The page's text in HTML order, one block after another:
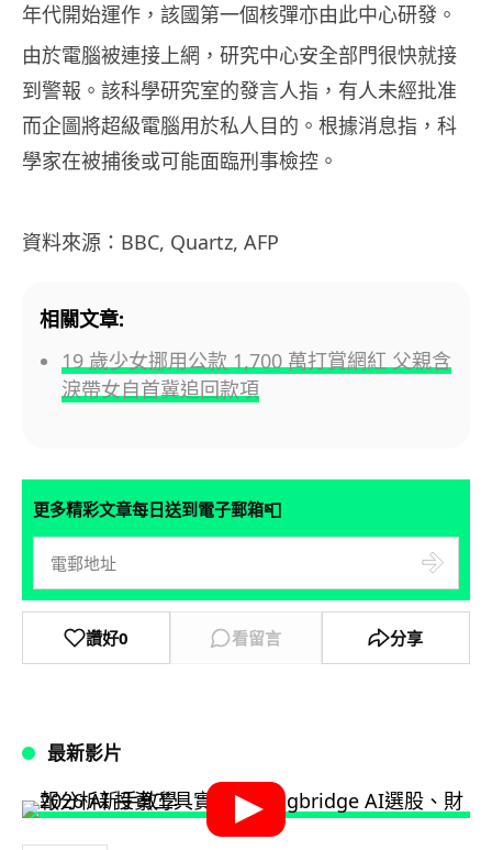
年代開始運作，該國第一個核彈亦由此中心研發。
由於電腦被連接上網，研究中心安全部門很快就接
到警報。該科學研究室的發言人指，有人未經批准
而企圖將超級電腦用於私人目的。根據消息指，科
學家在被捕後或可能面臨刑事檢控。
資料來源：BBC, Quartz, AFP
相關文章:
19 歲少女挪用公款 1,700 萬打賞網紅 父親含
淚帶女自首冀追回款項
更多精彩文章每日送到電子郵箱📮
讚好0 看留言 分享
最新影片